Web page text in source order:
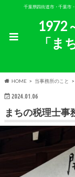
千葉県四街道市・千葉市
1972
「ま
HOME 当事務所のこと
2024.01.06
まちの税理士事